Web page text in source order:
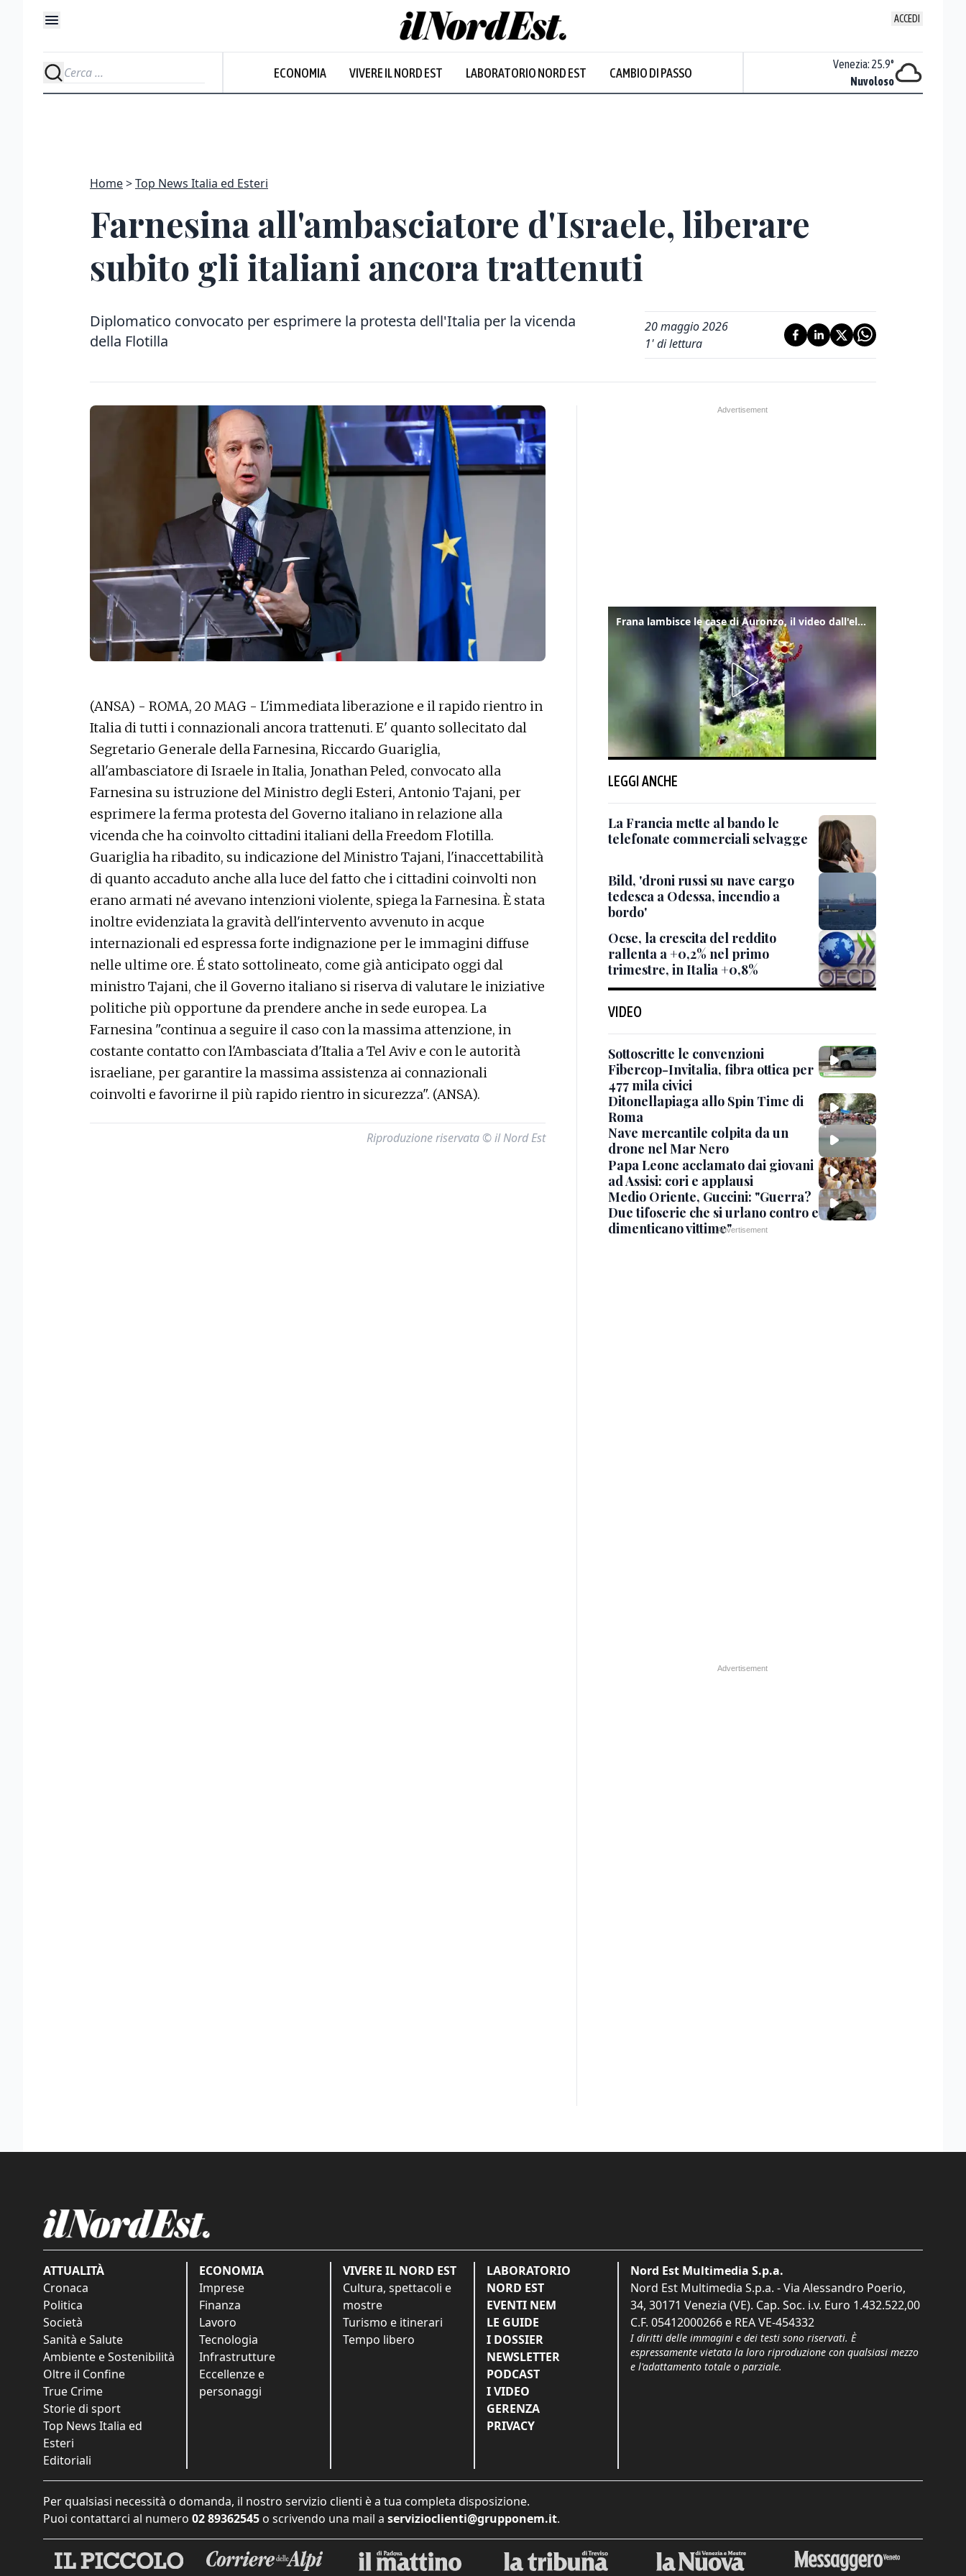
ACCEDI
ECONOMIA VIVERE IL NORD EST LABORATORIO NORD EST CAMBIO DI PASSO
Temporali
Venezia: 25.9°
Nuvoloso
Home Top News Italia ed Esteri
Farnesina all'ambasciatore d'Israele, liberare
subito gli italiani ancora trattenuti
Diplomatico convocato per esprimere la protesta dell'Italia per la vicenda
della Flotilla
20 maggio 2026
1' di lettura
(ANSA) - ROMA, 20 MAG - L'immediata liberazione e il rapido rientro in
Italia di tutti i connazionali ancora trattenuti. E' quanto sollecitato dal
Segretario Generale della Farnesina, Riccardo Guariglia,
all'ambasciatore di Israele in Italia, Jonathan Peled, convocato alla
Farnesina su istruzione del Ministro degli Esteri, Antonio Tajani, per
esprimere la ferma protesta del Governo italiano in relazione alla
vicenda che ha coinvolto cittadini italiani della Freedom Flotilla.
Guariglia ha ribadito, su indicazione del Ministro Tajani, l'inaccettabilità
di quanto accaduto anche alla luce del fatto che i cittadini coinvolti non
erano armati né avevano intenzioni violente, spiega la Farnesina. È stata
inoltre evidenziata la gravità dell'intervento avvenuto in acque
internazionali ed espressa forte indignazione per le immagini diffuse
nelle ultime ore. É stato sottolineato, come già anticipato oggi dal
ministro Tajani, che il Governo italiano si riserva di valutare le iniziative
politiche più opportune da prendere anche in sede europea. La
Farnesina "continua a seguire il caso con la massima attenzione, in
costante contatto con l'Ambasciata d'Italia a Tel Aviv e con le autorità
israeliane, per garantire la massima assistenza ai connazionali
coinvolti e favorirne il più rapido rientro in sicurezza". (ANSA).
Riproduzione riservata © il Nord Est
Frana lambisce le case di Auronzo, il video dall'elicottero dei vigili del fuoco
LEGGI ANCHE
La Francia mette al bando le
telefonate commerciali selvagge
Bild, 'droni russi su nave cargo
tedesca a Odessa, incendio a
bordo'
Ocse, la crescita del reddito
rallenta a +0,2% nel primo
trimestre, in Italia +0,8%
VIDEO
Sottoscritte le convenzioni
Fibercop-Invitalia, fibra ottica per
477 mila civici
Ditonellapiaga allo Spin Time di
Roma
Nave mercantile colpita da un
drone nel Mar Nero
Papa Leone acclamato dai giovani
ad Assisi: cori e applausi
Medio Oriente, Guccini: "Guerra?
Due tifoserie che si urlano contro e
dimenticano vittime"
ATTUALITÀ
Cronaca
Politica
Società
Sanità e Salute
Ambiente e Sostenibilità
Oltre il Confine
True Crime
Storie di sport
Top News Italia ed
Esteri
Editoriali
ECONOMIA
Imprese
Finanza
Lavoro
Tecnologia
Infrastrutture
Eccellenze e
personaggi
VIVERE IL NORD EST
Cultura, spettacoli e
mostre
Turismo e itinerari
Tempo libero
LABORATORIO
NORD EST
EVENTI NEM
LE GUIDE
I DOSSIER
NEWSLETTER
PODCAST
I VIDEO
GERENZA
PRIVACY
Nord Est Multimedia S.p.a.
Nord Est Multimedia S.p.a. - Via Alessandro Poerio,
34, 30171 Venezia (VE). Cap. Soc. i.v. Euro 1.432.522,00
C.F. 05412000266 e REA VE-454332
I diritti delle immagini e dei testi sono riservati. È
espressamente vietata la loro riproduzione con qualsiasi mezzo
e l'adattamento totale o parziale.
Per qualsiasi necessità o domanda, il nostro servizio clienti è a tua completa disposizione.
Puoi contattarci al numero 02 89362545 o scrivendo una mail a servizioclienti@grupponem.it.